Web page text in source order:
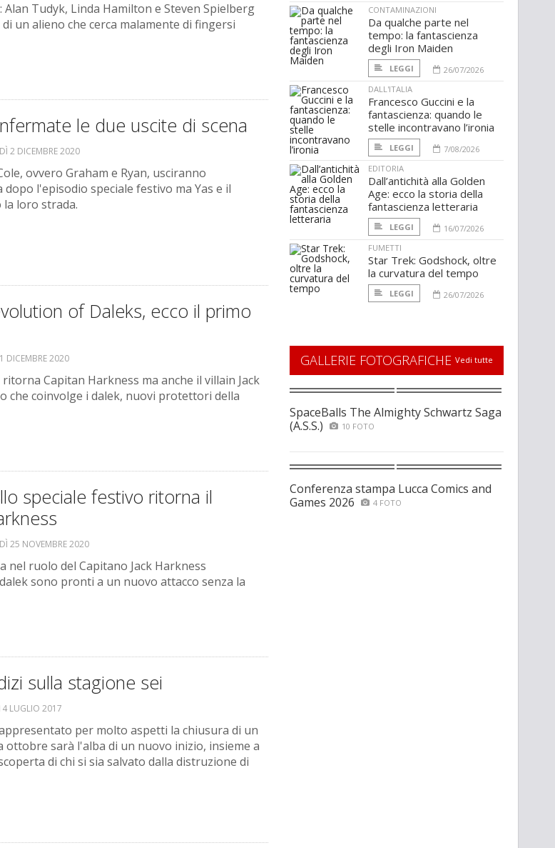
Tudyk, Linda Hamilton e Steven Spielberg
un alieno che cerca malamente di fingersi
le due uscite di scena
2 DICEMBRE 2020
ovvero Graham e Ryan, usciranno
l'episodio speciale festivo ma Yas e il
loro strada.
of Daleks, ecco il primo
DICEMBRE 2020
Capitan Harkness ma anche il villain Jack
che coinvolge i dalek, nuovi protettori della
speciale festivo ritorna il
25 NOVEMBRE 2020
nel ruolo del Capitano Jack Harkness
sono pronti a un nuovo attacco senza la
sulla stagione sei
LUGLIO 2017
per molto aspetti la chiusura di un
ottobre sarà l'alba di un nuovo inizio, insieme a
di chi si sia salvato dalla distruzione di
CONTAMINAZIONI
Da qualche parte nel
tempo: la fantascienza
degli Iron Maiden
LEGGI
26/07/2026
DALL'ITALIA
Francesco Guccini e la
fantascienza: quando le
stelle incontravano l’ironia
LEGGI
7/08/2026
EDITORIA
Dall’antichità alla Golden
Age: ecco la storia della
fantascienza letteraria
LEGGI
16/07/2026
FUMETTI
Star Trek: Godshock, oltre
la curvatura del tempo
LEGGI 26/07/2026
GALLERIE FOTOGRAFICHE Vedi tutte
SpaceBalls The Almighty Schwartz Saga
(A.S.S.)
10 FOTO
Conferenza stampa Lucca Comics and
Games 2026
4 FOTO